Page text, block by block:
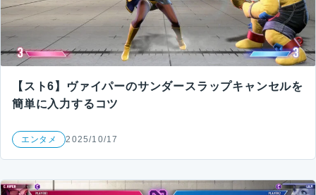
【スト6】ヴァイパーのサンダースラップキャンセルを
簡単に入力するコツ
エンタメ 2025/10/17